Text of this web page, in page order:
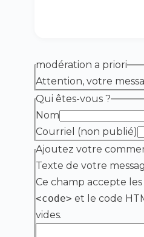
modération a priori
Attention, votre
Qui êtes-vous ?
Nom
Courriel (non publié)
Ajoutez votre
Texte de votre
Ce champ accepte
<code> et le code
vides.